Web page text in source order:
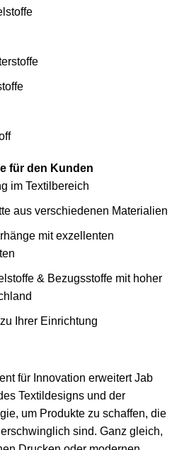
für den Kunden
im Textilbereich
aus verschiedenen Materialien
mit exzellenten
& Bezugsstoffe mit hoher
Ihrer Einrichtung
für Innovation erweitert Jab
Textildesigns und der
um Produkte zu schaffen, die
sind. Ganz gleich,